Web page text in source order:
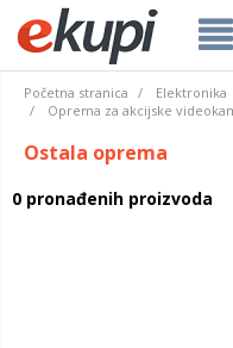
Početna stranica Elektronika
Oprema za akcijske
Ostala oprema
0 pronađenih proizvoda